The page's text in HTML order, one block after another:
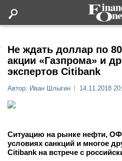
Статьи
Мероприятия
Не ждать доллар по
акции «Газпрома» и
экспертов Citibank
Автор: Иван Шлыгин 14.11.2018
Ситуацию на рынке нефти,
условиях санкций и многое
Citibank на встрече с